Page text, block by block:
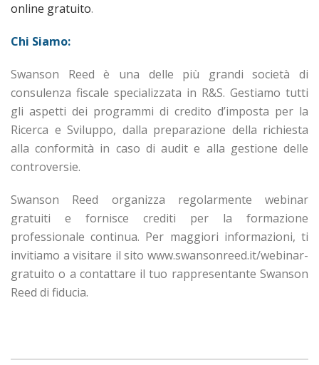
online gratuito.
Chi Siamo:
Swanson Reed è una delle più grandi società di
consulenza fiscale specializzata in R&S. Gestiamo tutti
gli aspetti dei programmi di credito d’imposta per la
Ricerca e Sviluppo, dalla preparazione della richiesta
alla conformità in caso di audit e alla gestione delle
controversie.
Swanson Reed organizza regolarmente webinar
gratuiti e fornisce crediti per la formazione
professionale continua. Per maggiori informazioni, ti
invitiamo a visitare il sito www.swansonreed.it/webinar-
gratuito o a contattare il tuo rappresentante Swanson
Reed di fiducia.